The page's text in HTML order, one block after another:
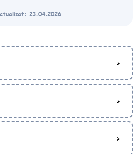
23.04.2026